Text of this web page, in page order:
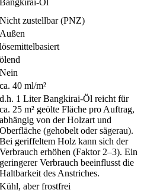
Nicht zustellbar (PNZ)
Außen
lösemittelbasiert
ölend
Nein
ca. 40 ml/m²
d.h. 1 Liter Bangkirai-Öl reicht für
ca. 25 m² geölte Fläche pro Auftrag,
abhängig von der Holzart und
Oberfläche (gehobelt oder sägerau).
Bei geriffeltem Holz kann sich der
Verbrauch erhöhen (Faktor 2–3). Ein
geringerer Verbrauch beeinflusst die
Haltbarkeit des Anstriches.
Kühl, aber frostfrei